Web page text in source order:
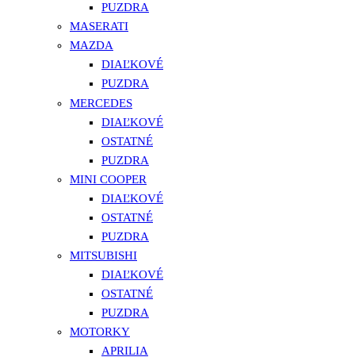
PUZDRA
MASERATI
MAZDA
DIAĽKOVÉ
PUZDRA
MERCEDES
DIAĽKOVÉ
OSTATNÉ
PUZDRA
MINI COOPER
DIAĽKOVÉ
OSTATNÉ
PUZDRA
MITSUBISHI
DIAĽKOVÉ
OSTATNÉ
PUZDRA
MOTORKY
APRILIA